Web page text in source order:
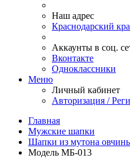
Наш адрес
Краснодарский
Аккаунты в соц.
Вконтакте
Одноклассники
Меню
Личный кабинет
Авторизация /
Главная
Мужские шапки
Шапки из мутона
Модель МБ-013